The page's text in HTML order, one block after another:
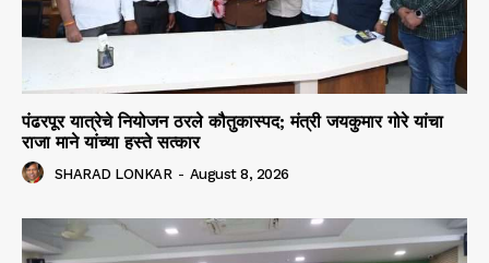
पंढरपूर यात्रेचे नियोजन ठरले कौतुकास्पद; मंत्री जयकुमार गोरे यांचा
राजा माने यांच्या हस्ते सत्कार
SHARAD LONKAR - August 8, 2026